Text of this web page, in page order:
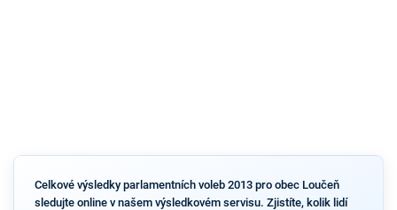
Celkové výsledky parlamentních voleb 2013 pro obec Loučeň
sledujte online v našem výsledkovém servisu. Zjistíte, kolik lidí